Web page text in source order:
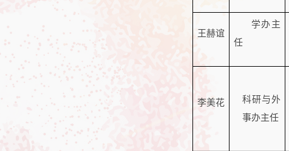
王赫谊
学办主
任
李美花
科研与外
事办主任